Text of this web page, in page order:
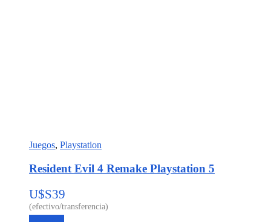
Juegos, Playstation
Resident Evil 4 Remake Playstation 5
U$S39